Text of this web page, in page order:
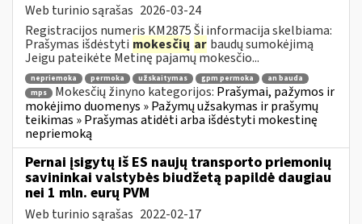
Web turinio sąrašas 2026-03-24
Registracijos numeris KM2875 Ši informacija skelbiama:
Prašymas išdėstyti mokesčių ar baudų sumokėjimą
Jeigu pateikėte Metinę pajamų mokesčio...
nepriemoka permoka užskaitymas gpm permoka
an bauda
mps
Mokesčių žinyno kategorijos: Prašymai, pažymos ir
mokėjimo duomenys » Pažymų užsakymas ir prašymų
teikimas » Prašymas atidėti arba išdėstyti mokestinę
nepriemoką
Pernai įsigytų iš ES naujų transporto priemonių
savininkai valstybės biudžetą papildė daugiau
nei 1 mln. eurų PVM
Web turinio sąrašas 2022-02-17